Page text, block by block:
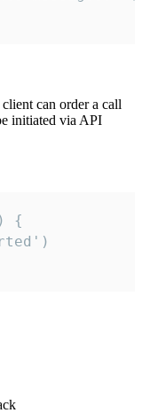
can order a call
initiated via API
{